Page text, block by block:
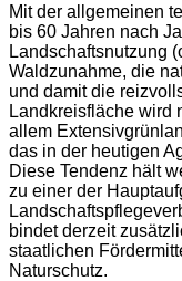
Mit der allgemeinen
bis 60 Jahren nach
Landschaftsnutzung
Waldzunahme, die
und damit die
Landkreisfläche wird
allem
das in der heutigen
Diese Tendenz hält
zu einer der
bindet derzeit
staatlichen
Naturschutz.